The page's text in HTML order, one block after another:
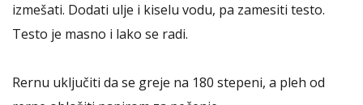
izmešati. Dodati ulje i kiselu vodu, pa zamesiti testo.
Testo je masno i lako se radi.
Rernu uključiti da se greje na 180 stepeni, a pleh od